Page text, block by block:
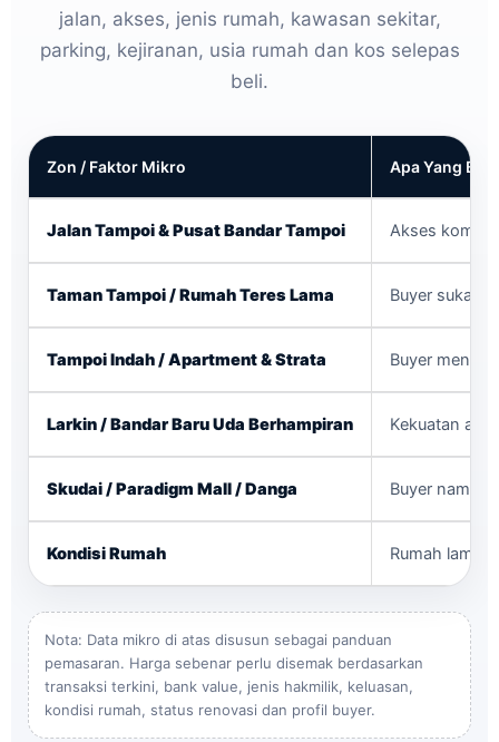
jalan, akses, jenis rumah, kawasan sekitar,
parking, kejiranan, usia rumah dan kos selepas
beli.
Zon / Faktor Mikro Apa Yang
Jalan Tampoi & Pusat Bandar Tampoi Akses
Taman Tampoi / Rumah Teres Lama Buyer suka
Tampoi Indah / Apartment & Strata Buyer menilai
Larkin / Bandar Baru Uda Berhampiran Kekuatan
Skudai / Paradigm Mall / Danga Buyer
Kondisi Rumah Rumah lama
Nota: Data mikro di atas disusun sebagai panduan
pemasaran. Harga sebenar perlu disemak berdasarkan
transaksi terkini, bank value, jenis hakmilik, keluasan,
kondisi rumah, status renovasi dan profil buyer.